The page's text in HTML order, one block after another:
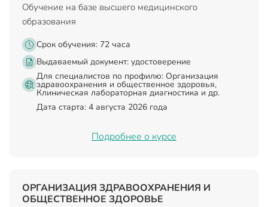
Обучение на базе высшего медицинского
образования
Срок обучения: 72 часа
Выдаваемый документ: удостоверение
Для специалистов по профилю: Организация
здравоохранения и общественное здоровья,
Клиническая лабораторная диагностика и др.
Дата старта: 4 августа 2026 года
Подробнее о курсе
ОРГАНИЗАЦИЯ ЗДРАВООХРАНЕНИЯ И
ОБЩЕСТВЕННОЕ ЗДОРОВЬЕ